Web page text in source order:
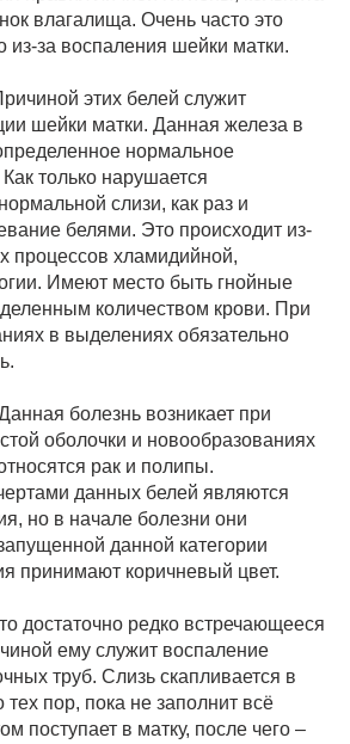
влагалища. Очень часто это
из-за воспаления шейки матки.
этих белей служит
шейки матки. Данная железа в
нормальное
только нарушается
слизи, как раз и
белями. Это происходит из-
процессов хламидийной,
Имеют место быть гнойные
количеством крови. При
в выделениях обязательно
болезнь возникает при
оболочки и новообразованиях
рак и полипы.
данных белей являются
но в начале болезни они
данной категории
принимают коричневый цвет.
достаточно редко встречающееся
ему служит воспаление
труб. Слизь скапливается в
тех пор, пока не заполнит всё
поступает в матку, после чего –